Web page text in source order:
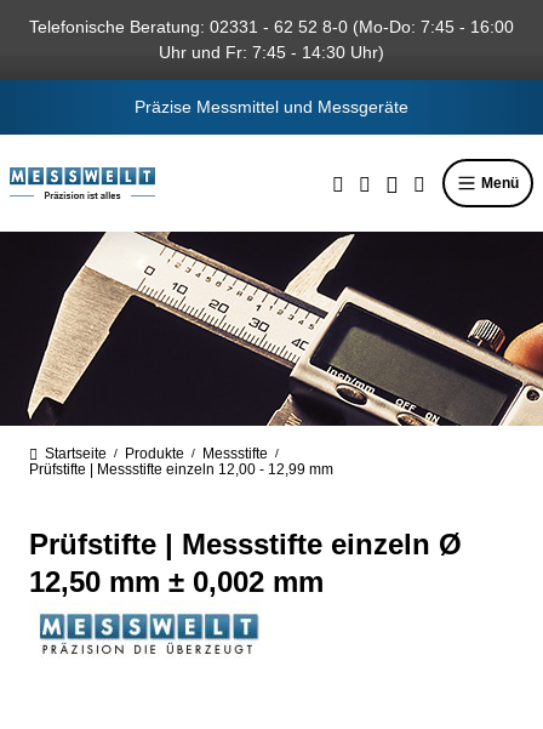
springen
Telefonische Beratung: 02331 - 62 52 8-0 (Mo-Do: 7:45 - 16:00
Uhr und Fr: 7:45 - 14:30 Uhr)
Präzise Messmittel und Messgeräte
Menü
Startseite / Produkte / Messstifte /
Prüfstifte | Messstifte einzeln 12,00 - 12,99 mm
Prüfstifte | Messstifte einzeln Ø
12,50 mm ± 0,002 mm